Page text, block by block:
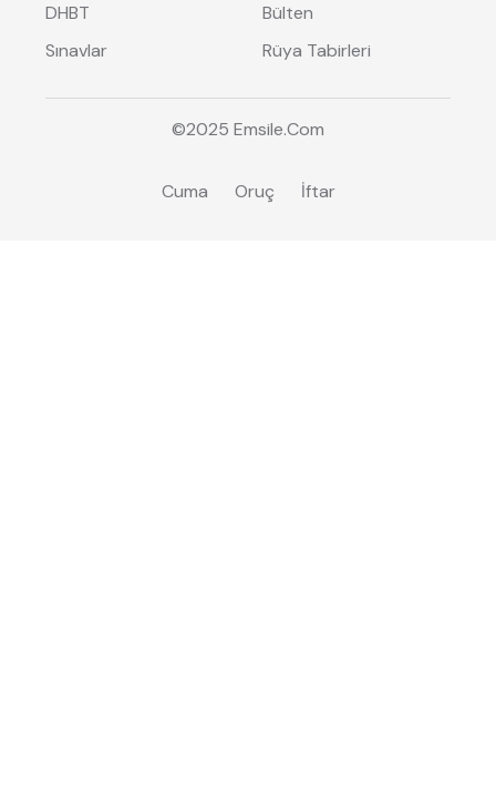
DHBT
Sınavlar
Bülten
Rüya Tabirleri
©2025 Emsile.Com
Cuma Oruç İftar